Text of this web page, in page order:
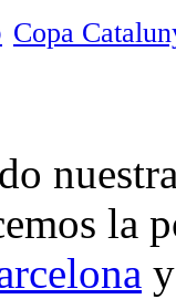
Copa
la